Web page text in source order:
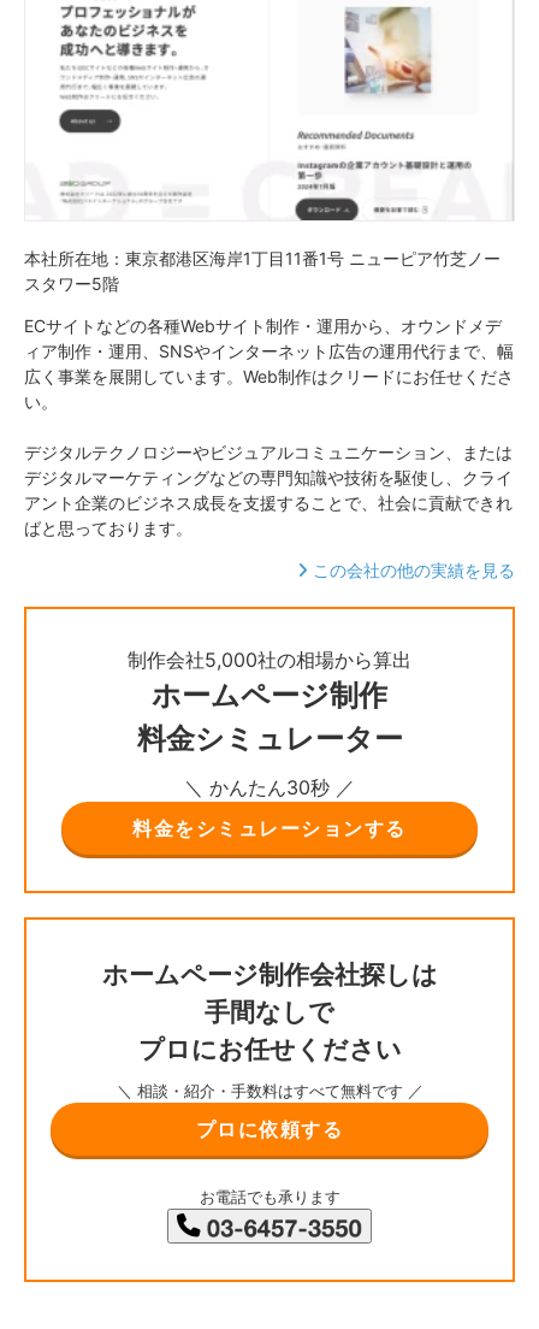
本社所在地：東京都港区海岸1丁目11番1号 ニューピア竹芝ノー
スタワー5階
ECサイトなどの各種Webサイト制作・運用から、オウンドメデ
ィア制作・運用、SNSやインターネット広告の運用代行まで、幅
広く事業を展開しています。Web制作はクリードにお任せくださ
い。
デジタルテクノロジーやビジュアルコミュニケーション、または
デジタルマーケティングなどの専門知識や技術を駆使し、クライ
アント企業のビジネス成長を支援することで、社会に貢献できれ
ばと思っております。
この会社の他の実績を見る
制作会社5,000社の相場から算出
ホームページ制作
料金シミュレーター
＼ かんたん30秒 ／
料金をシミュレーションする
ホームページ制作会社探しは
手間なしで
プロにお任せください
＼ 相談・紹介・手数料はすべて無料です ／
プロに依頼する
お電話でも承ります